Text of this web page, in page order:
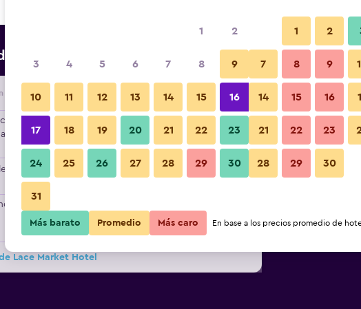
Oferta más barata de precio por noche
Proveedor Total noche
$75 Ver oferta
1
$87 Ver oferta
$87 Ver oferta
Lace Market Hotel
Restaurante
Fotos
1 2
3 4 5 6 7 8 9
10 11 12 13 14 15 16
17 18 19 20 21 22 23
24 25 26 27 28 29 30
31
1 2
7 8 9
14 15 16
21 22 23
28 29 30
Más barato Promedio Más caro En base a los precios promedio de